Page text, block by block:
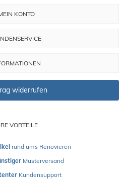
VORTEILE
rund ums Renovieren
Musterversand
Kundensupport
KONTO
widerrufen